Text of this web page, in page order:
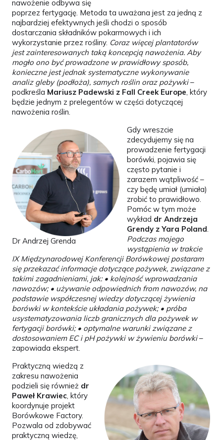
nawożenie odbywa się
poprzez fertygację. Metoda ta uważana jest za jedną z
najbardziej efektywnych jeśli chodzi o sposób
dostarczania składników pokarmowych i ich
wykorzystanie przez rośliny. Coraz więcej plantatorów
jest zainteresowanych taką koncepcją nawożenia. Aby
mogło ono być prowadzone w prawidłowy sposób,
konieczne jest jednak systematyczne wykonywanie
analiz gleby (podłoża), samych roślin oraz pożywki–
podkreśla Mariusz Padewski z Fall Creek Europe , który
będzie jednym z prelegentów w części dotyczącej
nawożenia roślin.
Dr Andrzej Grenda
Gdy wreszcie
zdecydujemy się na
prowadzenie fertygacji
borówki, pojawia się
często pytanie i
zarazem wątpliwość –
czy będę umiał (umiała)
zrobić to prawidłowo.
Pomóc w tym może
wykład dr Andrzeja
Grendy z Yara Poland
Podczas mojego
wystąpienia w trakcie
IX Międzynarodowej Konferencji Borówkowej postaram
się przekazać informacje dotyczące pożywek, związane z
takimi zagadnieniami, jak: • kolejność wprowadzania
nawozów; • używanie odpowiednich from nawozów, na
podstawie współczesnej wiedzy dotyczącej żywienia
borówki w kontekście układania pożywek; • próba
usystematyzowania liczb granicznych dla pożywek w
fertygacji borówki; • optymalne warunki związane z
dostosowaniem EC i pH pożywki w żywieniu borówki–
zapowiada ekspert.
Praktyczną wiedzą z
zakresu nawożenia
podzieli się również dr
Paweł Krawiec , który
koordynuje projekt
Borówkowe Factory.
Pozwala od zdobywać
praktyczną wiedzę,